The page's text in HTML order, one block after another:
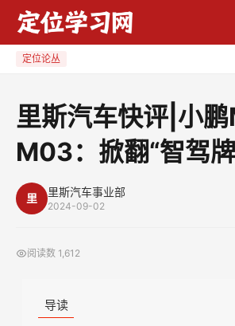
MONA
M03：
定位论丛
里斯汽车快评|小
M03：掀翻“智驾
里 里斯汽车事业部
2024-09-02
阅读数 1,612
导读